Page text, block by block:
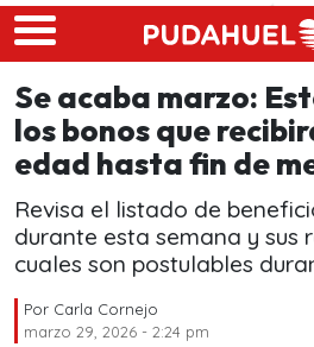
Skip to main content
Se acaba marzo:
los bonos que
edad hasta fin de
Revisa el listado de
durante esta semana y sus
cuales son postulables
Por Carla Cornejo
marzo 29, 2026 - 2:24 pm